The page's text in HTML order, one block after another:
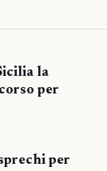
la
per
per